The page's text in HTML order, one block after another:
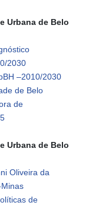
Urbana de Belo
2030
–2010/2030
de Belo
de
Urbana de Belo
Oliveira da
de